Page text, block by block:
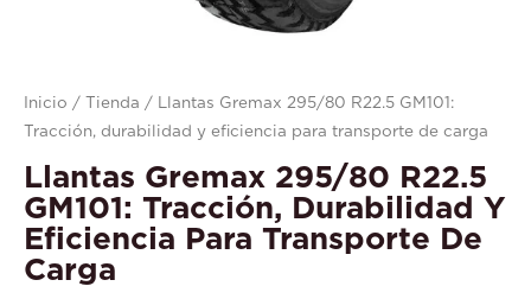
Inicio / Tienda / Llantas Gremax 295/80 R22.5 GM101:
Tracción, durabilidad y eficiencia para transporte de carga
Llantas Gremax 295/80 R22.5
GM101: Tracción, Durabilidad Y
Eficiencia Para Transporte De
Carga